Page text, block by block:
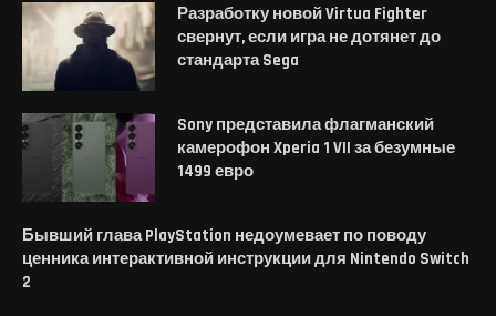
Разработку новой Virtua Fighter
свернут, если игра не дотянет до
стандарта Sega
Sony представила флагманский
камерофон Xperia 1 VII за безумные
1499 евро
Бывший глава PlayStation недоумевает по поводу
ценника интерактивной инструкции для Nintendo Switch
2